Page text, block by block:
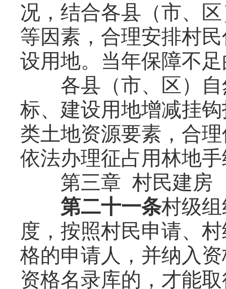
况，结合各县（市、
等因素，合理安排村
设用地。当年保障不
各县（市、区）自
标、建设用地增减挂
类土地资源要素，合
依法办理征占用林地
第三章 村民建房
第二十一条村级
度，按照村民申请、
格的申请人，并纳入
资格名录库的，才能